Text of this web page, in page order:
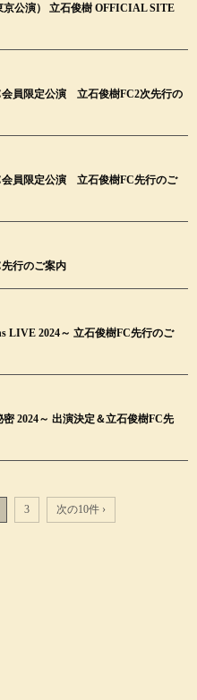
京公演） 立石俊樹 OFFICIAL SITE
会員限定公演 立石俊樹FC2次先行の
会員限定公演 立石俊樹FC先行のご
行のご案内
LIVE 2024～ 立石俊樹FC先行のご
2024～ 出演決定＆立石俊樹FC先
3 次の10件 ›